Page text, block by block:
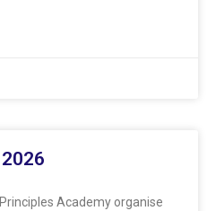
Academy organise